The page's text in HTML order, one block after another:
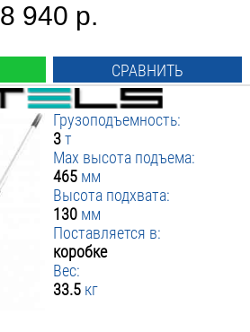
8 940 р.
СРАВНИТЬ
Грузоподъемность:
3т
Max высота подъема:
465 мм
Высота подхвата:
130 мм
Поставляется в:
коробке
Вес:
33.5 кг